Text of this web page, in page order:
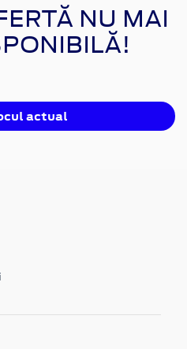
NU MAI
actual